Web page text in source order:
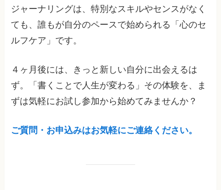
ジャーナリングは、特別なスキルやセンスがなく
ても、誰もが自分のペースで始められる「心のセ
ルフケア」です。
４ヶ月後には、きっと新しい自分に出会えるは
ず。「書くことで人生が変わる」その体験を、ま
ずは気軽にお試し参加から始めてみませんか？
ご質問・お申込みはお気軽にご連絡ください。